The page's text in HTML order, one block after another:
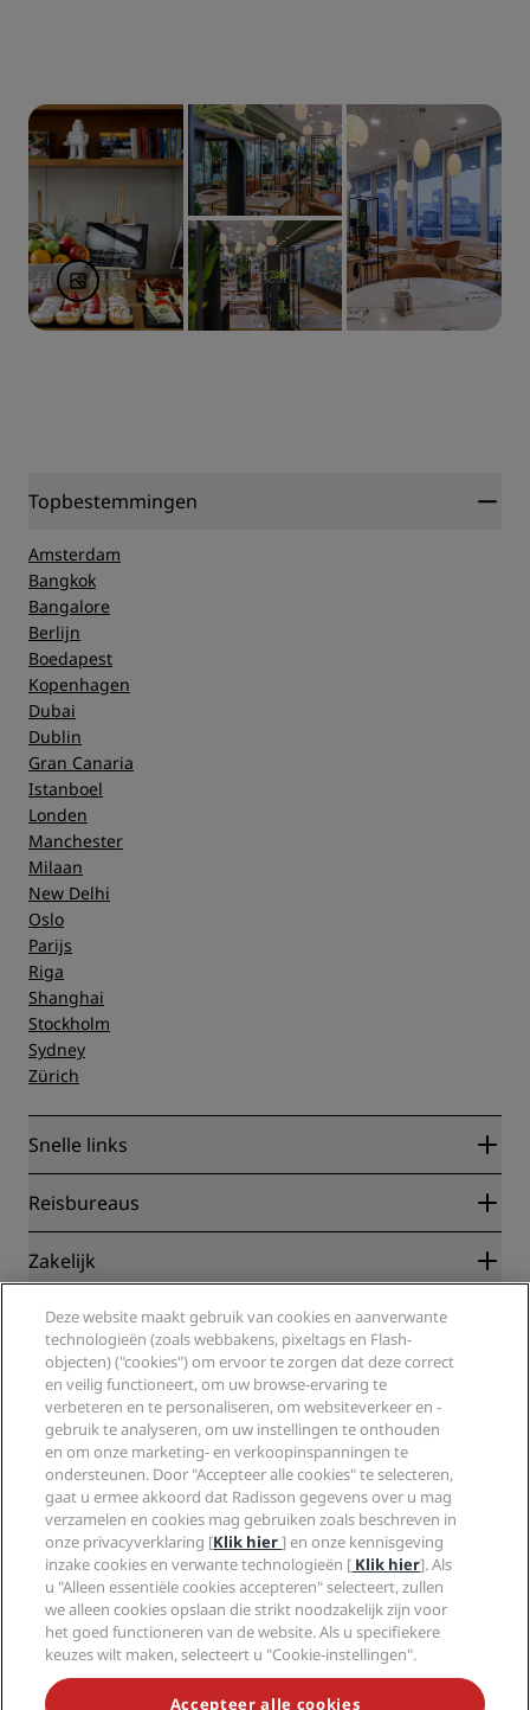
Topbestemmingen
Amsterdam
Bangkok
Bangalore
Berlijn
Boedapest
Kopenhagen
Dubai
Dublin
Gran Canaria
Istanboel
Londen
Manchester
Milaan
New Delhi
Oslo
Parijs
Riga
Shanghai
Stockholm
Sydney
Zürich
Snelle links
Radisson Rewards
Blog
Bestemmingen
Radisson Hotels-app
Sports Approved-hotels
Gezinsvriendelijk hotels
Gezondheid en veiligheid
Reisbureaus
Partners
Reisagenten
Zakelijk
Radisson Hotel Group
Media
Vacatures RHG
Vacatures PPHE
Vacatures EHL
The Club by RHG
Hotelontwikkeling
Duurzaam ondernemen
Inkoop
Juridisch
Privacycentrum
Juridische kennisgeving
Algemene voorwaarden voor Radisson Rewards
Gebruikersovereenkomst site
Digitale toegankelijkheid
Verklaring inzake moderne slavernij
Help
Waarschuwingen voor consumenten
Contactgegevens
Veelgestelde vragen
Sitemap
Social media
Radisson Hotels Brands
MIS NOOIT MEER ONZE POPULAIRSTE AANBIEDINGEN
Deze website maakt gebruik van cookies en aanverwante
technologieën (zoals webbakens, pixeltags en Flash-
objecten) ("cookies") om ervoor te zorgen dat deze correct
en veilig functioneert, om uw browse-ervaring te
verbeteren en te personaliseren, om websiteverkeer en -
gebruik te analyseren, om uw instellingen te onthouden
en om onze marketing- en verkoopinspanningen te
ondersteunen. Door "Accepteer alle cookies" te selecteren,
gaat u ermee akkoord dat Radisson gegevens over u mag
verzamelen en cookies mag gebruiken zoals beschreven in
onze privacyverklaring [Klik hier] en onze kennisgeving
inzake cookies en verwante technologieën [ Klik hier]. Als
u "Alleen essentiële cookies accepteren" selecteert, zullen
we alleen cookies opslaan die strikt noodzakelijk zijn voor
het goed functioneren van de website. Als u specifiekere
keuzes wilt maken, selecteert u "Cookie-instellingen".
Accepteer alle cookies